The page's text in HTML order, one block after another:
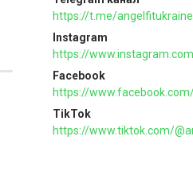
https://t.me/angelfitukraine
Instagram
https://
Facebook
https://
TikTok
https://www.tiktok.com/